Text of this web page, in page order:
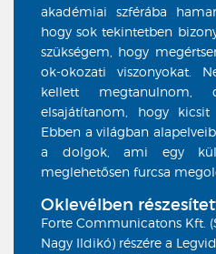
akadémiai szférába
hogy sok tekintetben
szükségem, hogy
ok-okozati viszonyokat.
kellett
elsajátítanom, hogy
Ebben a világban
a dolgok, ami egy
meglehetősen furcsa
Oklevélben
Forte Communicatons Kft.
Nagy Ildikó) részére a